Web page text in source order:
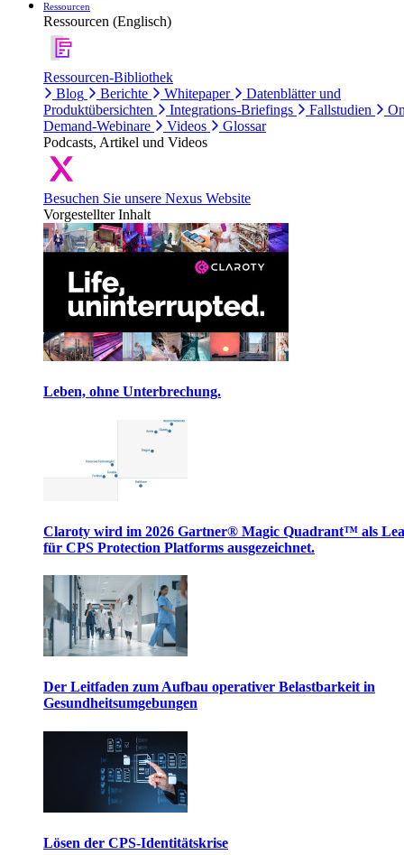
Ressourcen
Ressourcen (Englisch)
Ressourcen-Bibliothek
Blog
Berichte Whitepaper
Datenblätter und
Produktübersichten
Integrations-Briefings Fallstudien
Demand-Webinare
Videos
Glossar
Podcasts, Artikel und Videos
Besuchen Sie unsere Nexus Website
Vorgestellter Inhalt
Leben, ohne Unterbrechung.
Claroty wird im 2026 Gartner® Magic Quadrant™ als
für CPS Protection Platforms ausgezeichnet.
Der Leitfaden zum Aufbau operativer Belastbarkeit in
Gesundheitsumgebungen
Lösen der CPS-Identitätskrise